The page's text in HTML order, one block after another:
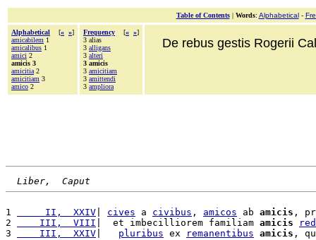
Table of Contents| Words: Alphabetical-
Alphabetical [« »]
amicabilem 1
amicalibus 1
amici 2
amicis 3
amicitia 2
amicitiam 3
amico 2
Frequency [« »]
3 alias
3 alligans
3 alteri
3 amicis
3 amicitiam
3 amittendi
3 ampliora
De rebus gestis Rogerii
Liber,  Caput
1
     II,  XXIV
cives a civibus , amicos ab amicis ,
2
    III,  VIII
|  et imbecilliorem familiam amicis
3
    III,  XXIV
pluribus ex remanentibus amicis ,